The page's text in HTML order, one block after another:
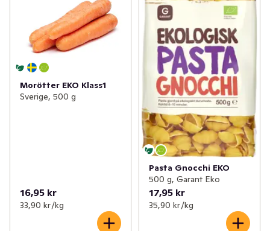
Morötter EKO Klass1
Sverige, 500 g
16,95 kr
33,90 kr /kg
Pasta Gnocchi EKO
500 g, Garant Eko
17,95 kr
35,90 kr /kg